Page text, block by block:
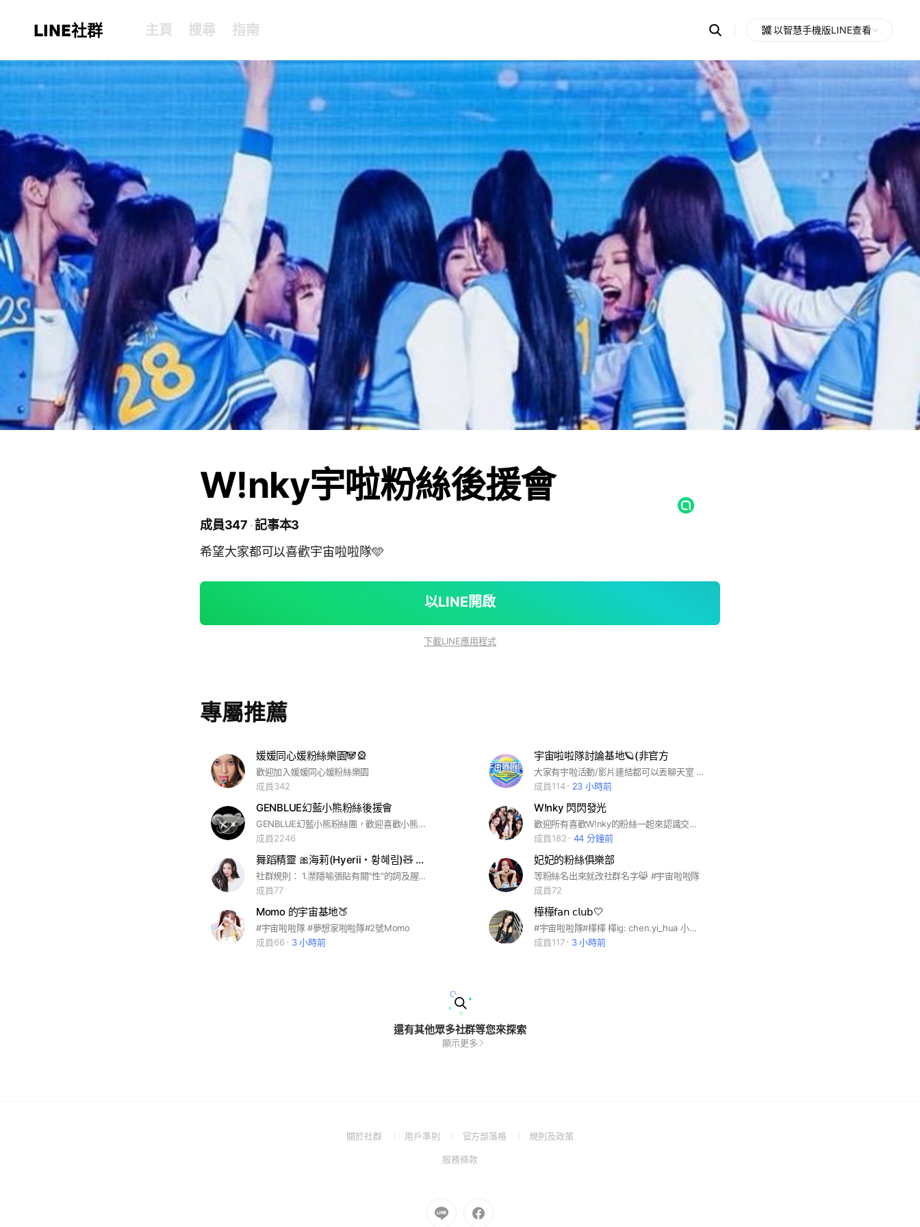
LINE社群 主頁 搜尋 指南 Search
OpenChats
messages
search
area
以智慧手機版LINE查看
W!nky宇啦粉絲後援會
成員347 記事本3
希望大家都可以喜歡宇宙啦啦隊🩵
以LINE開啟
下載LINE應用程式
專屬推薦
媛媛同心媛粉絲樂園🐼🎡
歡迎加入媛媛同心媛粉絲樂園
成員342
宇宙啦啦隊討論基地🪐(非官方
大家有宇啦活動/影片連結都可以丟聊天室 一起追這28顆星星🤍#宇宙啦啦隊#yula#momo#玹玹#莓莓#慢慢#zoey#艾莉兒#靚靚#吳若湄#李麗安#海莉#柔柔#艾琳#方禹心#魚安#Lyxi#黛比#魚肉#鹽鹽#妃妃#Lydia#紀欣伶#ZX#愛玉#樺樺#叩叩#Tina#祖安娜
成員114
23 小時前
GENBLUE幻藍小熊粉絲後援會
GENBLUE幻藍小熊粉絲團，歡迎喜歡小熊的🐻🍪加入
成員2246
W!nky 閃閃發光
歡迎所有喜歡W!nky的粉絲一起來認識交流～ #W!nky
成員182
44 分鐘前
舞蹈精靈 🎀海莉(Hyerii・황혜림)🧸 台灣🇹🇼粉絲社群
社群規則： 1.🈲️隱喻張貼有關"性"的詞及腥羶內容。 2.🈲️討論政治相關議題。 3.🈲️使用有關污辱性字眼。 4.🈲️討論各項運動賽事相關內容。 5..🈲️攻擊批評其他啦啦隊員，踩一捧一言詞，或未經證實之圖文影射及討論。 6.🈲️洗版 (包括貼圖洗版)。 7.🈲️分享連結或邀請他人至其他社群。 8.🈲️自我推銷 (包括詐騙...等商業行為)。 9.🈲️散播未經官方證實的消息新聞。 10.🈲️個人任何形式周邊商品，徵求、出售及交換等行為。⭐️海莉活動票卷，酌情使用討論串勿洗版，但本社群不負任何交易糾紛或責任，請自行判斷真偽及自承結果。 11.請勿短時間過度，或是多次濫用提及功能，避免造成他人困擾。 12.分享照片或影片，請附連結來源。 13.本社群是海莉非官方社群，主題請針對海莉分享及討論，非海莉主題之內容，管理員將會給予警告一次。 14.嘗試引戰者將直接踢出。 15.累積兩次警告者，管理員可依版規踢出。 16.違規遭踢出，或自行退出者，無法再重新加入。 17.本社群為非官方社群。
成員77
妃妃的粉絲俱樂部
等粉絲名出來就改社群名字😹 #宇宙啦啦隊
成員72
Momo 的宇宙基地🍑
#宇宙啦啦隊 #夢想家啦啦隊#2號Momo
成員66
3 小時前
樺樺𝖿𝖺𝗇 𝖼𝗅𝗎𝖻🤍
#宇宙啦啦隊#樺樺 樺ig: chen.yi_hua 小編ig: for._.hua
成員117
3 小時前
還有其他眾多社群等您來探索
顯示更多
關於社群
(Open用戶準則
(Open
a
官方部落格
(Open規則及政策(Open
服務條款(Open
window)
Go
to
Go
to